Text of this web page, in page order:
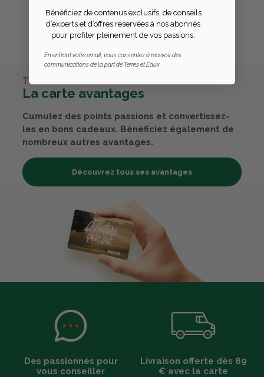
Publier un avis
TERRES & EAUX
La carte avantages
Cumulez des points passions et convertissez-
les en bons cadeaux. Bénéficiez également de
nombreux autres avantages.
Découvrez tous ses avantages
Des passionnés pour
vous conseiller
Livraison offerte dès 89
€ avec la carte
Bénéficiez de contenus exclusifs, de conseils
d’experts et d’offres réservées à nos abonnés
pour profiter pleinement de vos passions.
En entrant votre email, vous consentez à recevoir des
communications de la part de Terres et Eaux